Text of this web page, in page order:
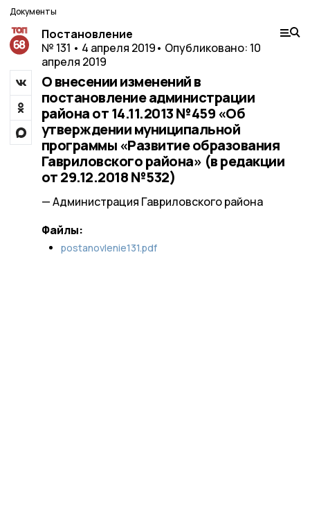
Документы
Постановление
№ 131 • 4 апреля 2019• Опубликовано: 10
апреля 2019
О внесении изменений в
постановление администрации
района от 14.11.2013 №459 «Об
утверждении муниципальной
программы «Развитие образования
Гавриловского района» (в редакции
от 29.12.2018 №532)
— Администрация Гавриловского района
Файлы:
postanovlenie131.pdf